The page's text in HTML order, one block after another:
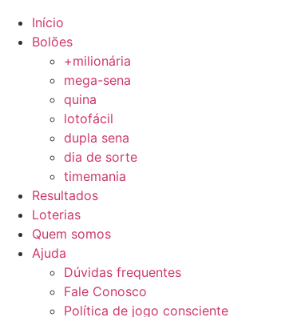
Início
Bolões
+milionária
mega-sena
quina
lotofácil
dupla sena
dia de sorte
timemania
Resultados
Loterias
Quem somos
Ajuda
Dúvidas frequentes
Fale Conosco
Política de jogo consciente